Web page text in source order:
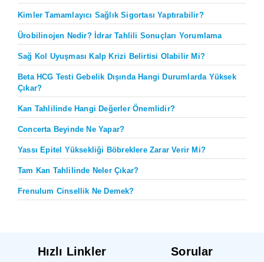
Kimler Tamamlayıcı Sağlık Sigortası Yaptırabilir?
Ürobilinojen Nedir? İdrar Tahlili Sonuçları Yorumlama
Sağ Kol Uyuşması Kalp Krizi Belirtisi Olabilir Mi?
Beta HCG Testi Gebelik Dışında Hangi Durumlarda Yüksek
Çıkar?
Kan Tahlilinde Hangi Değerler Önemlidir?
Concerta Beyinde Ne Yapar?
Yassı Epitel Yüksekliği Böbreklere Zarar Verir Mi?
Tam Kan Tahlilinde Neler Çıkar?
Frenulum Cinsellik Ne Demek?
Hızlı Linkler Sorular